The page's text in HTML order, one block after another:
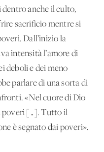
dentro anche il culto,
sacrificio mentre si
Dall’inizio la
intensità l’amore di
deboli e dei meno
parlare di una sorta di
«Nel cuore di Dio
i poveri […]. Tutto il
è segnato dai poveri».